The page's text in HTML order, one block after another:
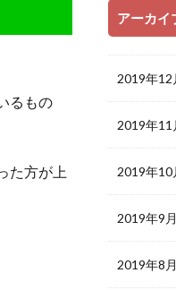
るもの
た方が上
アーカイ
2019年12
2019年11
2019年10
2019年9月
2019年8月